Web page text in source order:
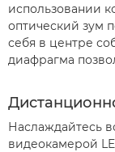
использовании
оптический зум
себя в центре
диафрагма
Наслаждайтесь
видеокамерой